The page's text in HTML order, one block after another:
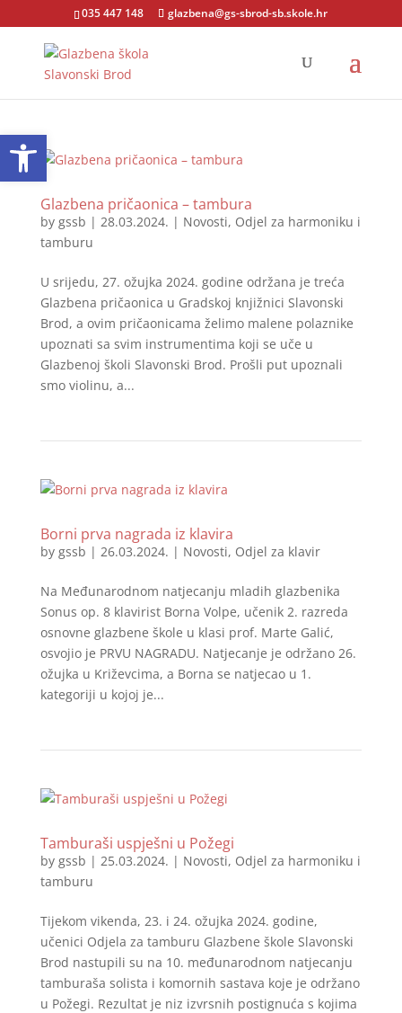
Open toolbar
035 447 148 glazbena@gs-sbrod-sb.skole.hr
Glazbena pričaonica – tambura
by gssb | 28.03.2024. | Novosti, Odjel za harmoniku i
tamburu
U srijedu, 27. ožujka 2024. godine održana je treća
Glazbena pričaonica u Gradskoj knjižnici Slavonski
Brod, a ovim pričaonicama želimo malene polaznike
upoznati sa svim instrumentima koji se uče u
Glazbenoj školi Slavonski Brod. Prošli put upoznali
smo violinu, a...
Borni prva nagrada iz klavira
by gssb | 26.03.2024. | Novosti, Odjel za klavir
Na Međunarodnom natjecanju mladih glazbenika
Sonus op. 8 klavirist Borna Volpe, učenik 2. razreda
osnovne glazbene škole u klasi prof. Marte Galić,
osvojio je PRVU NAGRADU. Natjecanje je održano 26.
ožujka u Križevcima, a Borna se natjecao u 1.
kategoriji u kojoj je...
Tamburaši uspješni u Požegi
by gssb | 25.03.2024. | Novosti, Odjel za harmoniku i
tamburu
Tijekom vikenda, 23. i 24. ožujka 2024. godine,
učenici Odjela za tamburu Glazbene škole Slavonski
Brod nastupili su na 10. međunarodnom natjecanju
tamburaša solista i komornih sastava koje je održano
u Požegi. Rezultat je niz izvrsnih postignuća s kojima